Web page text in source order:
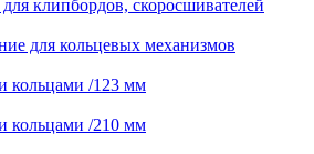
клипбордов, скоросшивателей
для кольцевых механизмов
кольцами /123 мм
кольцами /210 мм